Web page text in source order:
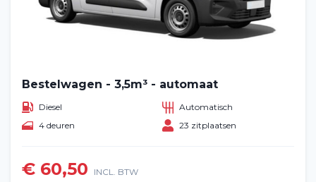
Bestelwagen - 3,5m³ - automaat
Diesel
Automatisch
4 deuren
23 zitplaatsen
€ 60,50 INCL. BTW